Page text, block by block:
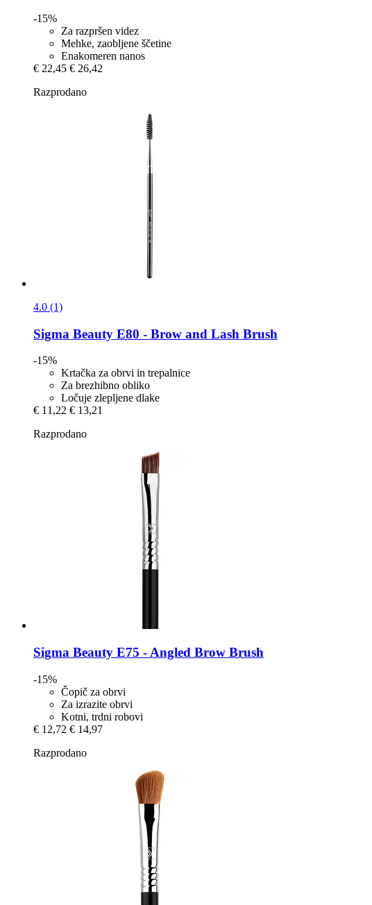
-15%
Za razpršen videz
Mehke, zaobljene ščetine
Enakomeren nanos
€ 22,45 € 26,42
Razprodano
4.0 (1)
Sigma Beauty E80 -​ Brow and Lash Brush
-15%
Krtačka za obrvi in trepalnice
Za brezhibno obliko
Ločuje zlepljene dlake
€ 11,22 € 13,21
Razprodano
Sigma Beauty E75 -​ Angled Brow Brush
-15%
Čopič za obrvi
Za izrazite obrvi
Kotni, trdni robovi
€ 12,72 € 14,97
Razprodano